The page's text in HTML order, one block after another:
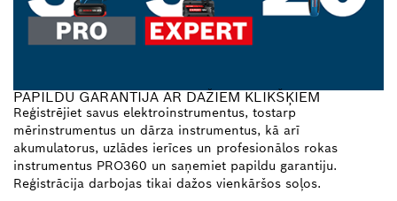
PAPILDU GARANTIJA AR DAŽIEM KLIKŠĶIEM
Reģistrējiet savus elektroinstrumentus, tostarp
mērinstrumentus un dārza instrumentus, kā arī
akumulatorus, uzlādes ierīces un profesionālos rokas
instrumentus PRO360 un saņemiet papildu garantiju.
Reģistrācija darbojas tikai dažos vienkāršos soļos.